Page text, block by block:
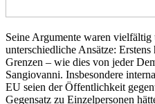
Seine Argumente waren vielfältig
unterschiedliche Ansätze:
Grenzen – wie dies von jeder
Sangiovanni. Insbesondere
EU seien der Öffentlichkeit
Gegensatz zu Einzelpersonen